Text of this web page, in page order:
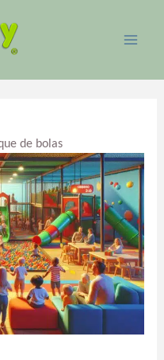
de bolas